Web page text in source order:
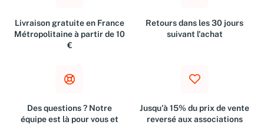
Livraison gratuite en France
Métropolitaine à partir de 10
€
Retours dans les 30 jours
suivant l'achat
Des questions ? Notre
équipe est là pour vous et
Jusqu'à 15% du prix de vente
reversé aux associations